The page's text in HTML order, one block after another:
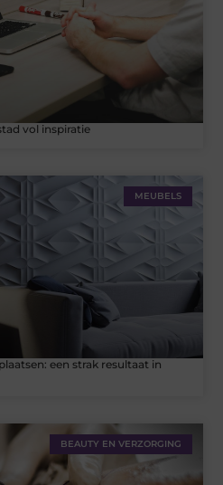
vol inspiratie
MEUBELS
een strak resultaat in
BEAUTY EN VERZORGING